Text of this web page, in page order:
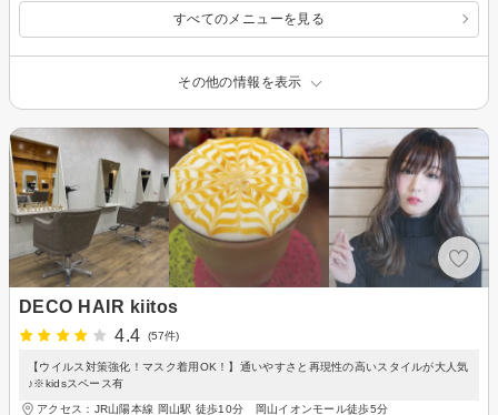
すべてのメニューを見る
その他の情報を表示
DECO HAIR kiitos
4.4
(57件)
【ウイルス対策強化！マスク着用OK！】通いやすさと再現性の高いスタイルが大人気
♪※kidsスペース有
アクセス：JR山陽本線 岡山駅 徒歩10分 岡山イオンモール徒歩5分